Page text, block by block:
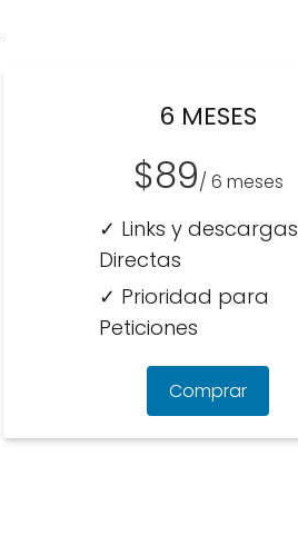
6 MESES
$89/ 6 meses
✓ Links y descargas
Directas
✓ Prioridad para
Peticiones
Comprar